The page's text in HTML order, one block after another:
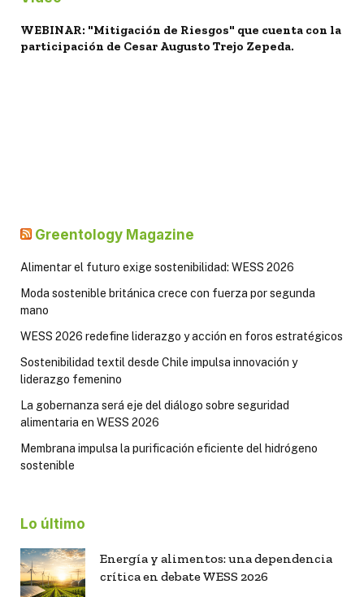
WEBINAR: "Mitigación de Riesgos" que cuenta con la
participación de Cesar Augusto Trejo Zepeda.
Greentology Magazine
Alimentar el futuro exige sostenibilidad: WESS 2026
Moda sostenible británica crece con fuerza por segunda
mano
WESS 2026 redefine liderazgo y acción en foros estratégicos
Sostenibilidad textil desde Chile impulsa innovación y
liderazgo femenino
La gobernanza será eje del diálogo sobre seguridad
alimentaria en WESS 2026
Membrana impulsa la purificación eficiente del hidrógeno
sostenible
Lo último
Energía y alimentos: una dependencia
crítica en debate WESS 2026